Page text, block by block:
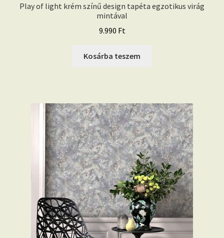
Play of light krém színű design tapéta egzotikus virág
mintával
9.990 Ft
Kosárba teszem